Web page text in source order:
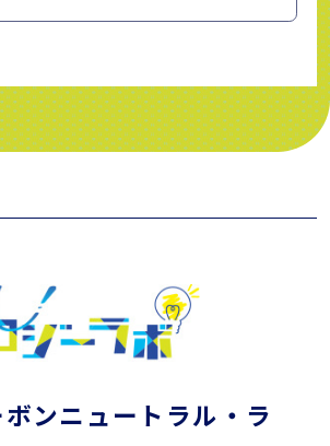
ンニュートラル・ラ